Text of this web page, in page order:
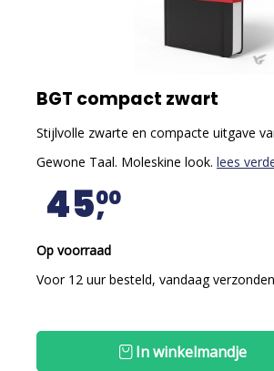
BGT compact zwart
Stijlvolle zwarte en compacte uitgave
Gewone Taal. Moleskine look. lees
4500
Op voorraad
Voor 12 uur besteld, vandaag verzonden
In winkelmandje